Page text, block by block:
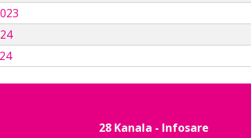
28 Kanala - Infosare